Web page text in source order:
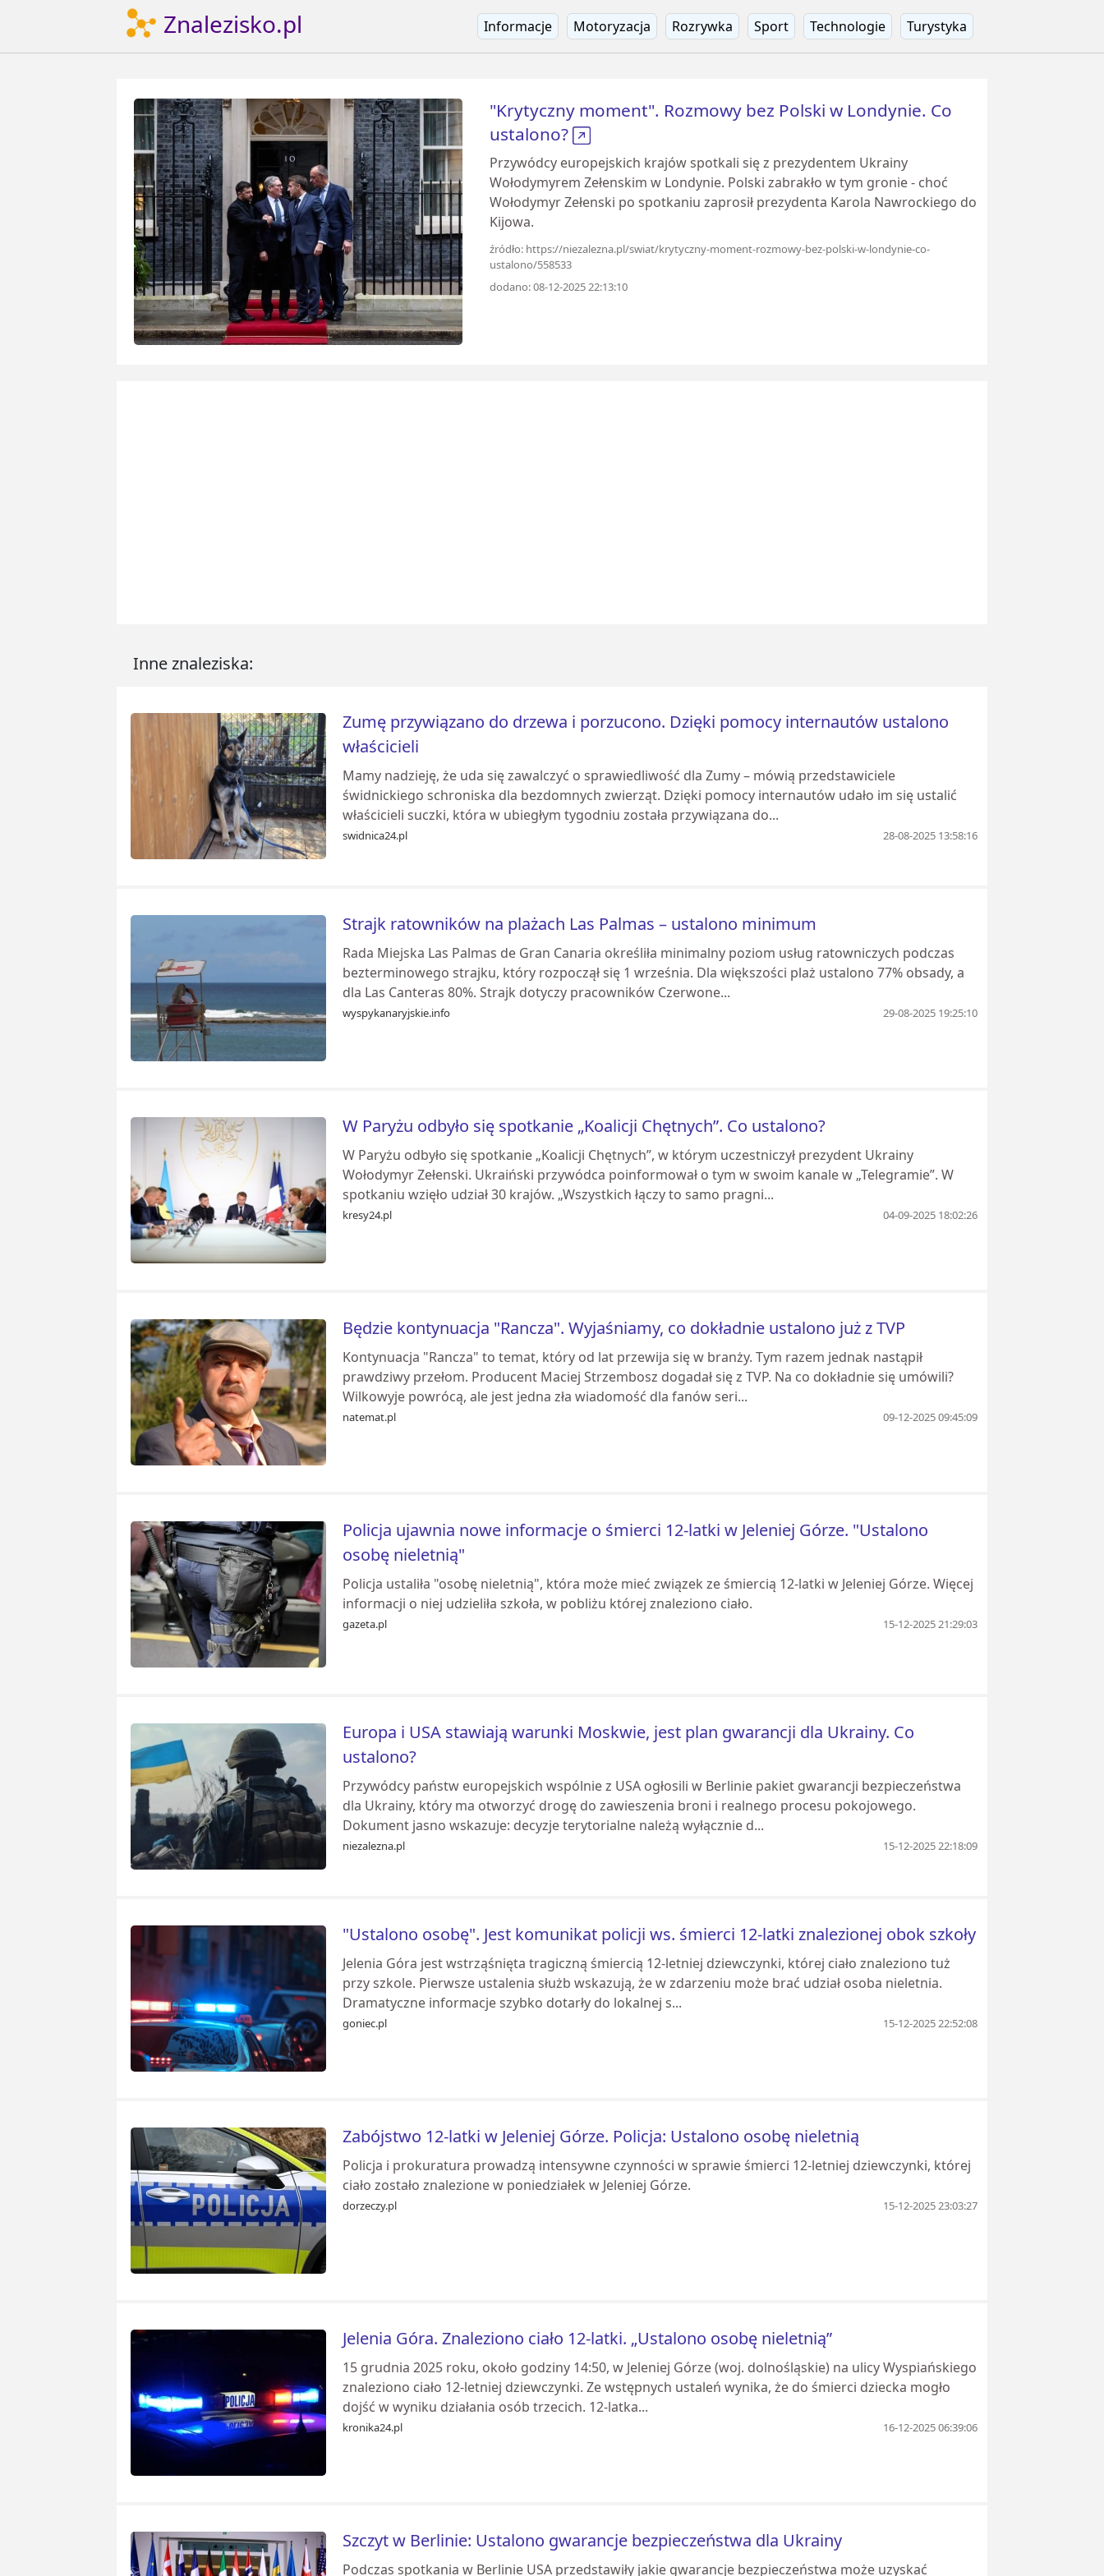
Znalezisko.pl Informacje Motoryzacja Rozrywka Sport Technologie Turystyka
"Krytyczny moment". Rozmowy bez Polski w Londynie. Co
ustalono?
Przywódcy europejskich krajów spotkali się z prezydentem Ukrainy
Wołodymyrem Zełenskim w Londynie. Polski zabrakło w tym gronie - choć
Wołodymyr Zełenski po spotkaniu zaprosił prezydenta Karola Nawrockiego do
Kijowa.
źródło: https://niezalezna.pl/swiat/krytyczny-moment-rozmowy-bez-polski-w-londynie-co-
ustalono/558533
dodano: 08-12-2025 22:13:10
Inne znaleziska:
Zumę przywiązano do drzewa i porzucono. Dzięki pomocy internautów ustalono
właścicieli
Mamy nadzieję, że uda się zawalczyć o sprawiedliwość dla Zumy – mówią przedstawiciele
świdnickiego schroniska dla bezdomnych zwierząt. Dzięki pomocy internautów udało im się ustalić
właścicieli suczki, która w ubiegłym tygodniu została przywiązana do...
swidnica24.pl 28-08-2025 13:58:16
Strajk ratowników na plażach Las Palmas – ustalono minimum
Rada Miejska Las Palmas de Gran Canaria określiła minimalny poziom usług ratowniczych podczas
bezterminowego strajku, który rozpoczął się 1 września. Dla większości plaż ustalono 77% obsady, a
dla Las Canteras 80%. Strajk dotyczy pracowników Czerwone...
wyspykanaryjskie.info 29-08-2025 19:25:10
W Paryżu odbyło się spotkanie „Koalicji Chętnych”. Co ustalono?
W Paryżu odbyło się spotkanie „Koalicji Chętnych”, w którym uczestniczył prezydent Ukrainy
Wołodymyr Zełenski. Ukraiński przywódca poinformował o tym w swoim kanale w „Telegramie”. W
spotkaniu wzięło udział 30 krajów. „Wszystkich łączy to samo pragni...
kresy24.pl 04-09-2025 18:02:26
Będzie kontynuacja "Rancza". Wyjaśniamy, co dokładnie ustalono już z TVP
Kontynuacja "Rancza" to temat, który od lat przewija się w branży. Tym razem jednak nastąpił
prawdziwy przełom. Producent Maciej Strzembosz dogadał się z TVP. Na co dokładnie się umówili?
Wilkowyje powrócą, ale jest jedna zła wiadomość dla fanów seri...
natemat.pl 09-12-2025 09:45:09
Policja ujawnia nowe informacje o śmierci 12-latki w Jeleniej Górze. "Ustalono
osobę nieletnią"
Policja ustaliła "osobę nieletnią", która może mieć związek ze śmiercią 12-latki w Jeleniej Górze. Więcej
informacji o niej udzieliła szkoła, w pobliżu której znaleziono ciało.
gazeta.pl 15-12-2025 21:29:03
Europa i USA stawiają warunki Moskwie, jest plan gwarancji dla Ukrainy. Co
ustalono?
Przywódcy państw europejskich wspólnie z USA ogłosili w Berlinie pakiet gwarancji bezpieczeństwa
dla Ukrainy, który ma otworzyć drogę do zawieszenia broni i realnego procesu pokojowego.
Dokument jasno wskazuje: decyzje terytorialne należą wyłącznie d...
niezalezna.pl 15-12-2025 22:18:09
"Ustalono osobę". Jest komunikat policji ws. śmierci 12-latki znalezionej obok szkoły
Jelenia Góra jest wstrząśnięta tragiczną śmiercią 12-letniej dziewczynki, której ciało znaleziono tuż
przy szkole. Pierwsze ustalenia służb wskazują, że w zdarzeniu może brać udział osoba nieletnia.
Dramatyczne informacje szybko dotarły do lokalnej s...
goniec.pl 15-12-2025 22:52:08
Zabójstwo 12-latki w Jeleniej Górze. Policja: Ustalono osobę nieletnią
Policja i prokuratura prowadzą intensywne czynności w sprawie śmierci 12-letniej dziewczynki, której
ciało zostało znalezione w poniedziałek w Jeleniej Górze.
dorzeczy.pl 15-12-2025 23:03:27
Jelenia Góra. Znaleziono ciało 12-latki. „Ustalono osobę nieletnią”
15 grudnia 2025 roku, około godziny 14:50, w Jeleniej Górze (woj. dolnośląskie) na ulicy Wyspiańskiego
znaleziono ciało 12-letniej dziewczynki. Ze wstępnych ustaleń wynika, że do śmierci dziecka mogło
dojść w wyniku działania osób trzecich. 12-latka...
kronika24.pl 16-12-2025 06:39:06
Szczyt w Berlinie: Ustalono gwarancje bezpieczeństwa dla Ukrainy
Podczas spotkania w Berlinie USA przedstawiły jakie gwarancje bezpieczeństwa może uzyskać